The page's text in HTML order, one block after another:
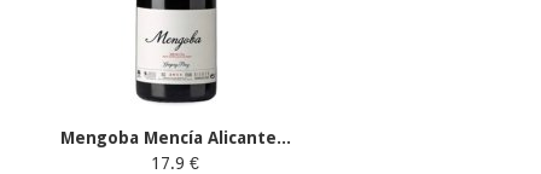
Mengoba Mencía Alicante...
17.9 €